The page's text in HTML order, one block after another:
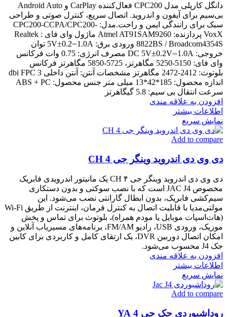
دانگل کارپلی مدل CPC200 فعال‌کننده CarPlay و Android Auto
بی‌سیم برای آیفون و اندروید. اتصال سریع، کنترل صوتی و طراحی
سبک برای رانندگی ایمن و راحت.مدل: CPC200-CCPA/CPC200-
VoxX پردازنده: Atmel AT91SAM9260 ماژول وای فای : Realtek
8822BS / Broadcom4354S ورودی برق: 5V±0.2⎓1.0A توان
خروجی: DC 5V±0.2V⎓1.0A مصرف انرژی: 0.75 وات فرکانس
وای فای: 5150-5250 مگاهرتز، 5725-5850 مگاهرتز فرکانس
بلوتوث: 2412-2472 مگاهرتز مشخصات آنتن: آنتن داخلی 3 dbi FPC
اندازه محصول: 185*42*13 میلی متر جنس محصول: ABS + PC
سرعت انتقال بی سیم: 5.8 گیگاهرتز
افزودن به علاقه مندی
اطلاعات بیشتر
نمایش سریع
Add to compare
دی وی دی اندروید وینگر جی 4 CH
دی وی دی اندروید وینگر جی ۴ CH یک مانیتور اندرویدی فابریک
مخصوص JAC J4 است که با نصب سوکتی و بدون دستکاری
سیم‌کشی فابریک، بدون ابطال گارانتی نصب می‌شود. این
مولتی‌مدیا با قابلیت اتصال به کنترل فرمان، اینترنت از طریق Wi-Fi
(هات‌اسپات موبایل یا مودم همراه)، بلوتوث برای تماس و پخش
موزیک، ورودی USB، رادیو FM/AM، برنامه‌های مسیریاب آنلاین و
امکان اتصال دوربین DVR، یک ارتقای کامل و کاربردی برای کابین
جک J4 محسوب می‌شود.
افزودن به علاقه مندی
اطلاعات بیشتر
نمایش سریع
Add to compare
روداشبوردی جک جی 4 YA